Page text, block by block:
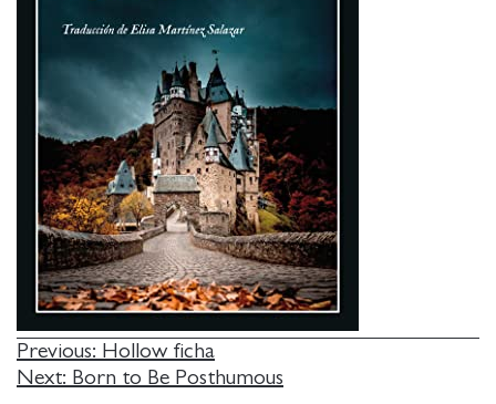
NAVEGACIÓN
DE
Previous: Hollow ficha
Next: Born to Be Posthumous